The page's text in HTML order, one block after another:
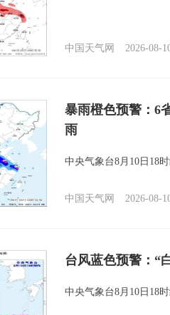
中国天气网 2026-08-
暴雨橙色预警：6
雨
中央气象台8月10日18
中国天气网 2026-08-
台风蓝色预警：“
中央气象台8月10日18